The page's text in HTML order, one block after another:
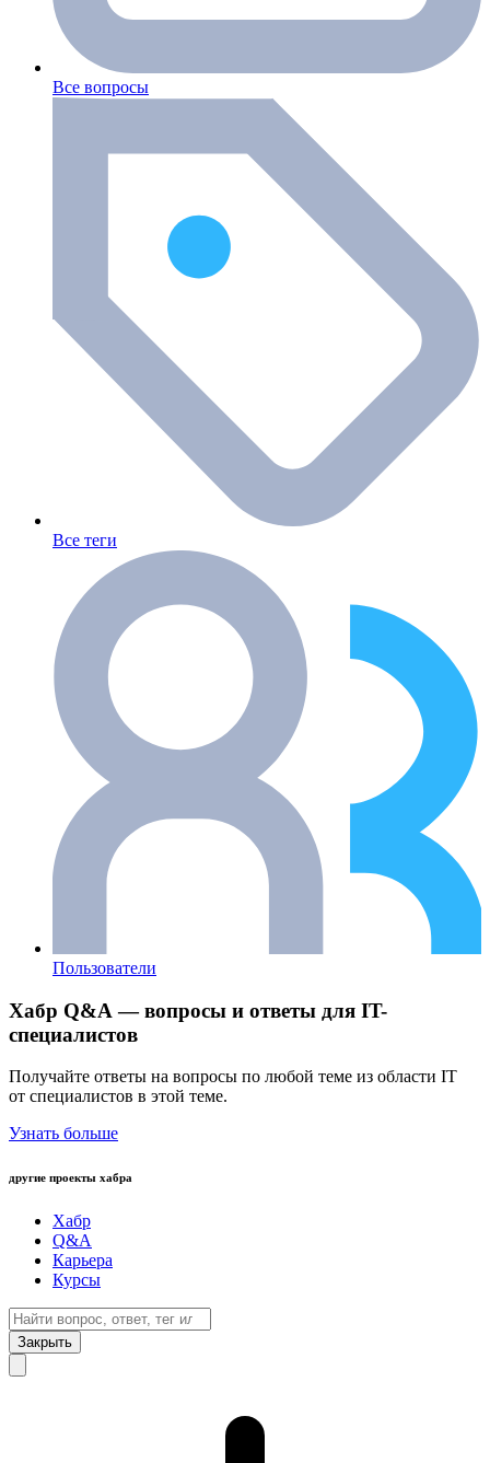
Все вопросы
Все теги
Пользователи
Хабр Q&A — вопросы и ответы для IT-
специалистов
Получайте ответы на вопросы по любой теме из области IT
от специалистов в этой теме.
Узнать больше
другие проекты хабра
Хабр
Q&A
Карьера
Курсы
Закрыть